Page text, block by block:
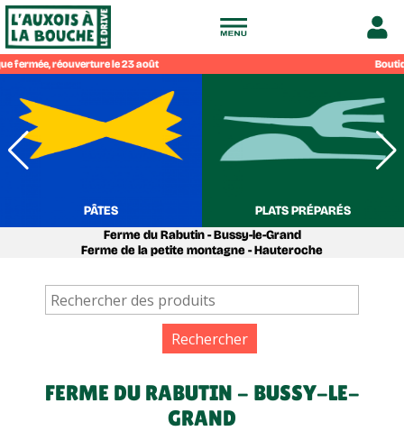
de
à
la
bouche
PÂTES
PLATS PRÉPARÉS
Ferme du Rabutin - Bussy-le-Grand
Ferme de la petite montagne - Hauteroche
FERME DU RABUTIN - BUSSY-LE-
GRAND